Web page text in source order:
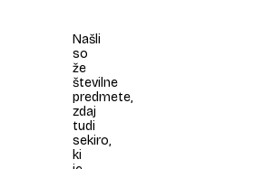
Našli
so
že
številne
predmete,
zdaj
tudi
sekiro,
ki